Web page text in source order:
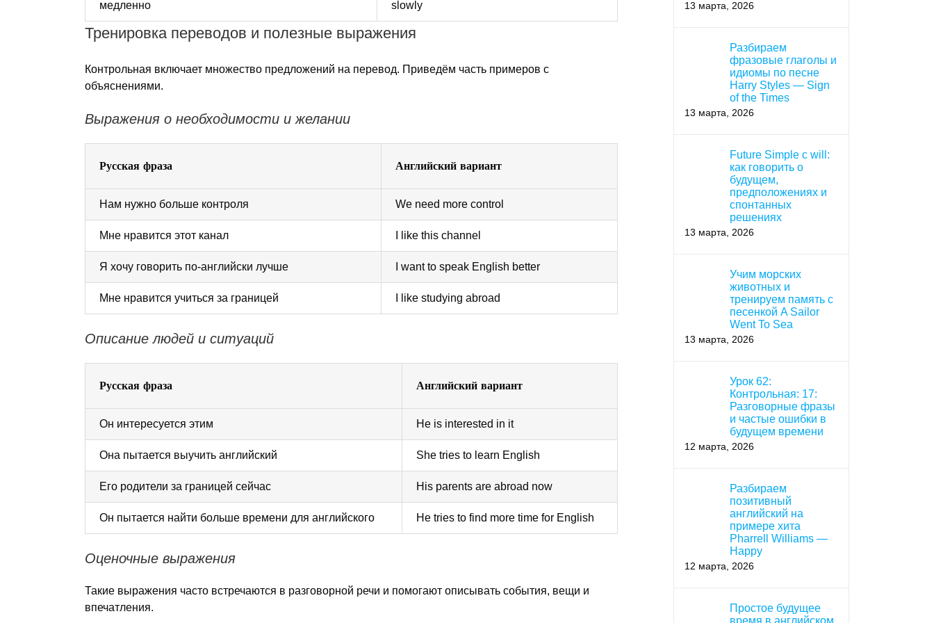
медленно slowly
Тренировка переводов и полезные выражения
Контрольная включает множество предложений на перевод. Приведём часть примеров с
объяснениями.
Выражения о необходимости и желании
Русская фраза Английский вариант
Нам нужно больше контроля We need more control
Мне нравится этот канал I like this channel
Я хочу говорить по-английски лучше I want to speak English better
Мне нравится учиться за границей I like studying abroad
Описание людей и ситуаций
Русская фраза Английский вариант
Он интересуется этим He is interested in it
Она пытается выучить английский She tries to learn English
Его родители за границей сейчас His parents are abroad now
Он пытается найти больше времени для английского He tries to find more time for English
Оценочные выражения
Такие выражения часто встречаются в разговорной речи и помогают описывать события, вещи и
впечатления.
13 марта, 2026
Разбираем
фразовые глаголы и
идиомы по песне
Harry Styles — Sign
of the Times
13 марта, 2026
Future Simple с will:
как говорить о
будущем,
предположениях и
спонтанных
решениях
13 марта, 2026
Учим морских
животных и
тренируем память с
песенкой A Sailor
Went To Sea
13 марта, 2026
Урок 62:
Контрольная: 17:
Разговорные фразы
и частые ошибки в
будущем времени
12 марта, 2026
Разбираем
позитивный
английский на
примере хита
Pharrell Williams —
Happy
12 марта, 2026
Простое будущее
время в английском